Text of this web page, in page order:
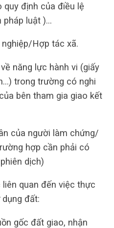
quy định của điều lệ
pháp luật )…
Hợp tác xã.
năng lực hành vi (giấy
trong trường có nghi
bên tham gia giao kết
của người làm chứng/
hợp cần phải có
dịch)
quan đến việc thực
đất:
gốc đất giao, nhận